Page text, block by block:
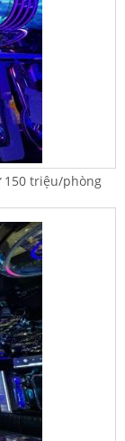
150 triệu/phòng